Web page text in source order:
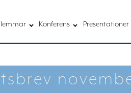
Konferens Presentationer